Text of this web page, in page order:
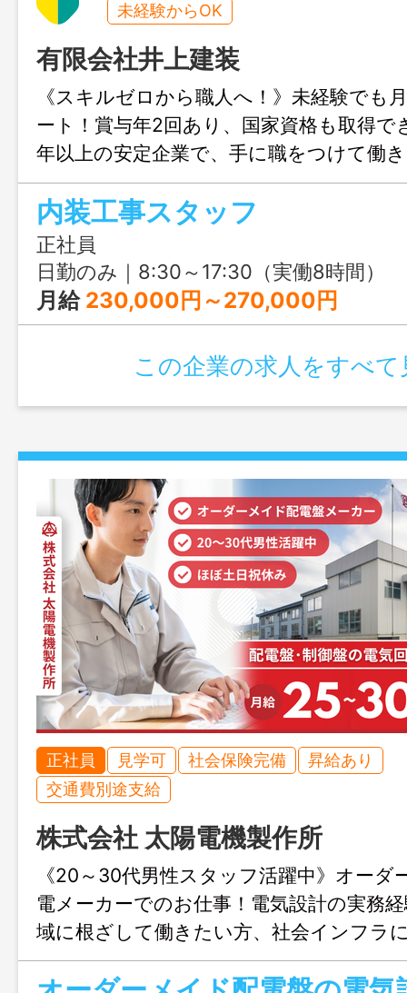
未経験からOK
有限会社井上建装
《スキルゼロから職人へ！》未経験でも
ート！賞与年2回あり、国家資格も取得で
年以上の安定企業で、手に職をつけて働
内装工事スタッフ
正社員
日勤のみ｜8:30～17:30（実働8時間）
月給 230,000円～270,000円
この企業の求人をすべて
正社員 見学可 社会保険完備
昇給あり
交通費別途支給
株式会社 太陽電機製作所
《20～30代男性スタッフ活躍中》オーダ
電メーカーでのお仕事！電気設計の実務
域に根ざして働きたい方、社会インフラ
製作を通して地元に貢献したい方は必見